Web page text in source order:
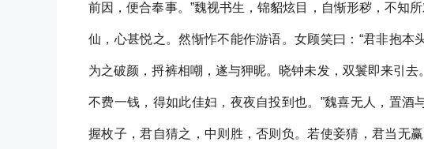
前因，便合奉事。”魏视书生，锦貂炫目，自惭形秽，不知
仙，心甚悦之。然惭怍不能作游语。女顾笑曰：“君非抱本
为之破颜，捋裤相嘲，遂与狎昵。晓钟未发，双鬟即来引去
不费一钱，得如此佳妇，夜夜自投到也。”魏喜无人，置酒
握枚子，君自猜之，中则胜，否则负。若使妾猜，君当无